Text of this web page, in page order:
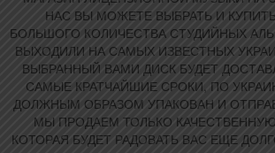
НАС ВЫ МОЖЕТЕ ВЫБРАТЬ И
БОЛЬШОГО КОЛИЧЕСТВА СТУДИЙНЫХ
ВЫХОДИЛИ НА САМЫХ ИЗВЕСТНЫХ
ВЫБРАННЫЙ ВАМИ ДИСК БУДЕТ
САМЫЕ КРАТЧАЙШИЕ СРОКИ, ПО
ДОЛЖНЫМ ОБРАЗОМ УПАКОВАН И
МЫ ПРОДАЕМ ТОЛЬКО
КОТОРАЯ БУДЕТ РАДОВАТЬ ВАС ЕЩЕ